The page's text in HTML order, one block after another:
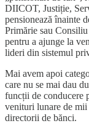
DIICOT, Justiție,
pensionează înainte
Primărie sau
pentru a ajunge la
lideri din sistemul
Mai avem apoi
care nu se mai dau
funcții de conducere
venituri lunare de mii
directorii de bănci.